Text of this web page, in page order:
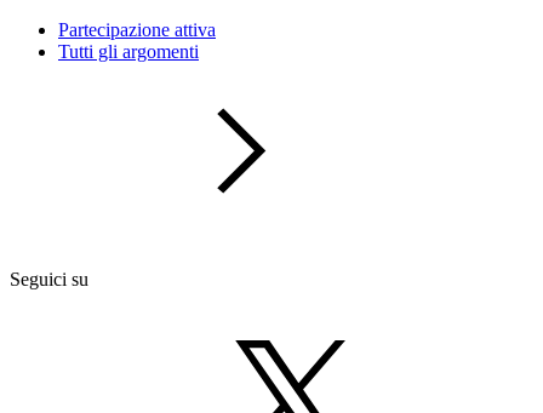
Partecipazione attiva
Tutti gli argomenti
Seguici su